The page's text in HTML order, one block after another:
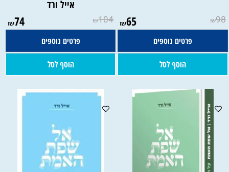
₪98
₪65
פרטים נוספים
הוסף לסל
אייל ורד
₪104
₪74
פרטים נוספים
הוסף לסל